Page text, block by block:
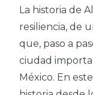
La historia de
resiliencia, de
que, paso a
ciudad
México. En